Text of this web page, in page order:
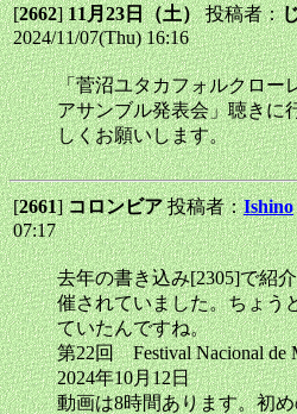
[2662]11月23日（土）投稿者：
2024/11/07(Thu) 16:16
「菅沼ユタカフォルクロー
アサンブル発表会」聴きに
しくお願いします。
[2661]コロンビア投稿者：Ishino
07:17
去年の書き込み[2305]で紹
催されていました。ちょう
ていたんですね。
第22回 Festival Nacional de
2024年10月12日
動画は8時間あります。初